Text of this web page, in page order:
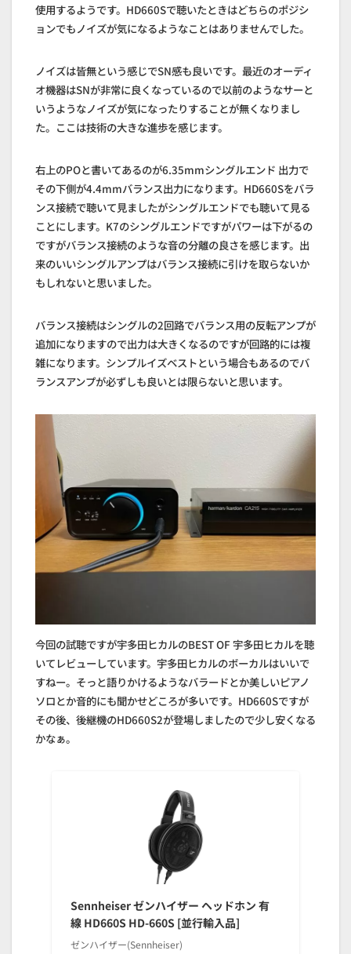
使用するようです。HD660Sで聴いたときはどちらのポジシ
ョンでもノイズが気になるようなことはありませんでした。
ノイズは皆無という感じでSN感も良いです。最近のオーディ
オ機器はSNが非常に良くなっているので以前のようなサーと
いうようなノイズが気になったりすることが無くなりまし
た。ここは技術の大きな進歩を感じます。
右上のPOと書いてあるのが6.35mmシングルエンド 出力で
その下側が4.4mmバランス出力になります。HD660Sをバラ
ンス接続で聴いて見ましたがシングルエンドでも聴いて見る
ことにします。K7のシングルエンドですがパワーは下がるの
ですがバランス接続のような音の分離の良さを感じます。出
来のいいシングルアンプはバランス接続に引けを取らないか
もしれないと思いました。
バランス接続はシングルの2回路でバランス用の反転アンプが
追加になりますので出力は大きくなるのですが回路的には複
雑になります。シンプルイズベストという場合もあるのでバ
ランスアンプが必ずしも良いとは限らないと思います。
今回の試聴ですが宇多田ヒカルのBEST OF 宇多田ヒカルを聴
いてレビューしています。宇多田ヒカルのボーカルはいいで
すねー。そっと語りかけるようなバラードとか美しいピアノ
ソロとか音的にも聞かせどころが多いです。HD660Sですが
その後、後継機のHD660S2が登場しましたので少し安くなる
かなぁ。
Sennheiser ゼンハイザー ヘッドホン 有
線 HD660S HD-660S [並行輸入品]
ゼンハイザー(Sennheiser)